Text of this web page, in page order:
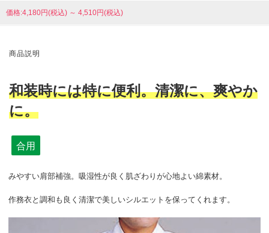
価格:4,180円(税込) ～ 4,510円(税込)
商品説明
和装時には特に便利。清潔に、爽やか
に。
合用
みやすい肩部補強。吸湿性が良く肌ざわりが心地よい綿素材。
作務衣と調和も良く清潔で美しいシルエットを保ってくれます。